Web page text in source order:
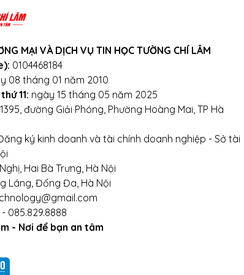
sử dụng.
Hoặc qua trực tiếp cửa hàng:
https://
MẠI VÀ DỊCH VỤ TIN HỌC TƯỜNG CHÍ LÂM
0104468184
08 tháng 01 năm 2010
11: ngày 15 tháng 05 năm 2025
đường Giải Phóng, Phường Hoàng Mai, TP Hà
ký kinh doanh và tài chính doanh nghiệp - Sở tài
Hai Bà Trưng, Hà Nội
Láng, Đống Đa, Hà Nội
085.829.8888
- Nơi để bạn an tâm